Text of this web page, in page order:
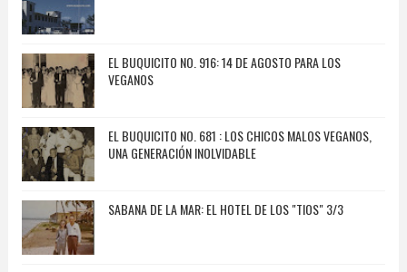
EL BUQUICITO NO. 916: 14 DE AGOSTO PARA LOS
VEGANOS
EL BUQUICITO NO. 681 : LOS CHICOS MALOS VEGANOS,
UNA GENERACIÓN INOLVIDABLE
SABANA DE LA MAR: EL HOTEL DE LOS "TIOS" 3/3